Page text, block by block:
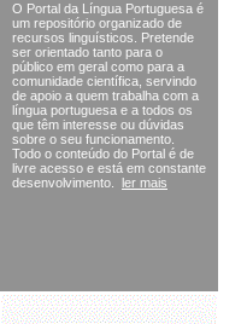
O Portal da Língua Portuguesa é
um repositório organizado de
recursos linguísticos. Pretende
ser orientado tanto para o
público em geral como para a
comunidade científica, servindo
de apoio a quem trabalha com a
língua portuguesa e a todos os
que têm interesse ou dúvidas
sobre o seu funcionamento.
Todo o conteúdo do Portal é de
livre acesso e está em constante
desenvolvimento.
ler mais